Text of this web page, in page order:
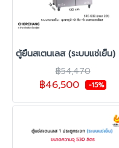
ตู้ยืนสเตนเลส (ระบบแช่เย็น
฿54,470
฿46,500 -15%